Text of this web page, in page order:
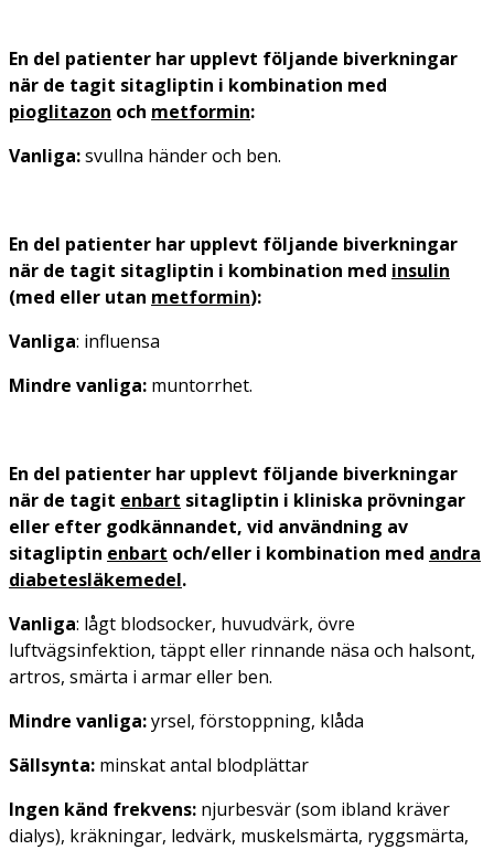
En del patienter har upplevt följande biverkningar
när de tagit sitagliptin i kombination med
pioglitazon och metformin:
Vanliga:svullna händer och ben.
En del patienter har upplevt följande biverkningar
när de tagit sitagliptin i kombination med insulin
(med eller utan metformin):
Vanliga: influensa
Mindre vanliga: muntorrhet.
En del patienter har upplevt följande biverkningar
när de tagit enbart sitagliptin i kliniska prövningar
eller efter godkännandet, vid användning av
sitagliptin enbart och/eller i kombination med andra
diabetesläkemedel.
Vanliga: lågt blodsocker, huvudvärk, övre
luftvägsinfektion, täppt eller rinnande näsa och halsont,
artros, smärta i armar eller ben.
Mindre vanliga:yrsel, förstoppning, klåda
Sällsynta: minskat antal blodplättar
Ingen känd frekvens: njurbesvär (som ibland kräver
dialys), kräkningar, ledvärk, muskelsmärta, ryggsmärta,